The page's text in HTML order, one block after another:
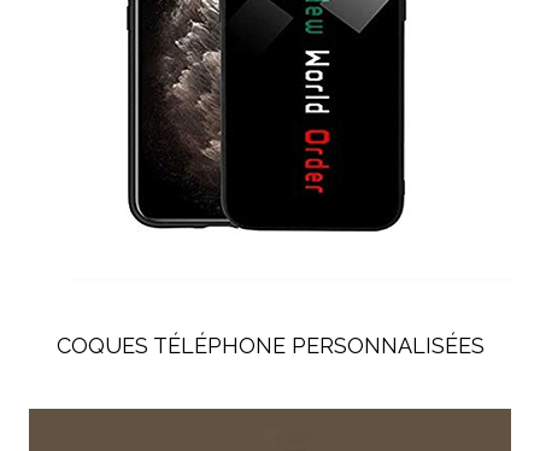
COQUES TÉLÉPHONE PERSONNALISÉES